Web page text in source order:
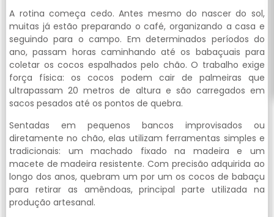
A rotina começa cedo. Antes mesmo do nascer do sol,
muitas já estão preparando o café, organizando a casa e
seguindo para o campo. Em determinados períodos do
ano, passam horas caminhando até os babaçuais para
coletar os cocos espalhados pelo chão. O trabalho exige
força física: os cocos podem cair de palmeiras que
ultrapassam 20 metros de altura e são carregados em
sacos pesados até os pontos de quebra.
Sentadas em pequenos bancos improvisados ou
diretamente no chão, elas utilizam ferramentas simples e
tradicionais: um machado fixado na madeira e um
macete de madeira resistente. Com precisão adquirida ao
longo dos anos, quebram um por um os cocos de babaçu
para retirar as amêndoas, principal parte utilizada na
produção artesanal.